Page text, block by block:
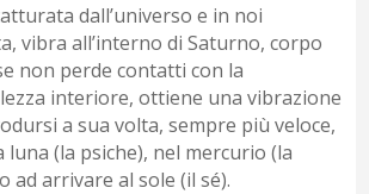
dall’universo e in noi
vibra all’interno di Saturno, corpo
non perde contatti con la
interiore, ottiene una vibrazione
a sua volta, sempre più veloce,
luna (la psiche), nel mercurio (la
ad arrivare al sole (il sé).